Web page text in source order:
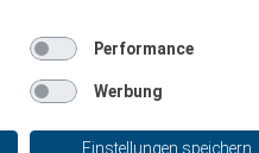
hin, dass sich alle
Dienstausweis der
und Kunden werden
den Zugang zu den
anpassen, persönliche
ändern und
da Anfragen und
Performance
Werbung
Einstellungen speichern